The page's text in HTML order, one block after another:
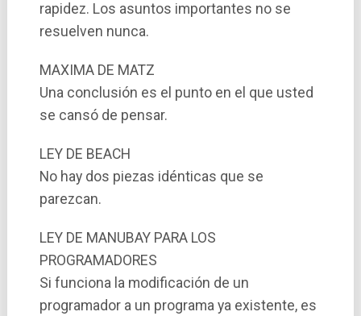
rapidez. Los asuntos importantes no se
resuelven nunca.
MAXIMA DE MATZ
Una conclusión es el punto en el que usted
se cansó de pensar.
LEY DE BEACH
No hay dos piezas idénticas que se
parezcan.
LEY DE MANUBAY PARA LOS
PROGRAMADORES
Si funciona la modificación de un
programador a un programa ya existente, es